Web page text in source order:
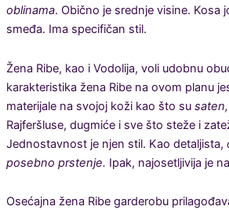
oblinama. Obično je srednje visine. Kosa
smeđa. Ima specifičan stil.
Žena Ribe, kao i Vodolija, voli udobnu
karakteristika žena Ribe na ovom planu
materijale na svojoj koži kao što su
Rajferšluse, dugmiće i sve što steže i
Jednostavnost je njen stil. Kao detaljista,
posebno prstenje. Ipak, najosetljivija je na
Osećajna žena Ribe garderobu